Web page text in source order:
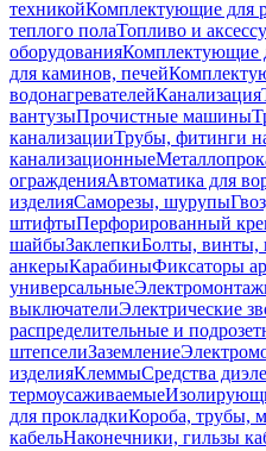
техникойКомплектующие для
теплого полаТопливо и
оборудованияКомплектующие
для каминов, печей
водонагревателейКанализация
вантузыПрочистные машины
канализацииТрубы, фитинги
канализационные
огражденияАвтоматика для
изделияСаморезы, шурупы
штифтыПерфорированный
шайбыЗаклепкиБолты, винты,
анкерыКарабиныФиксаторы
универсальные
выключателиЭлектрические
распределительные и
штепселиЗаземление
изделияКлеммыСредства
термоусаживаемые
для прокладкиКороба, трубы,
кабельНаконечники, гильзы